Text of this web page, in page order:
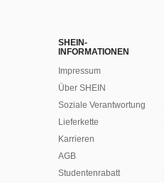
SHEIN-
INFORMATIONEN
Impressum
Über SHEIN
Soziale Verantwortung
Lieferkette
Karrieren
AGB
Studentenrabatt